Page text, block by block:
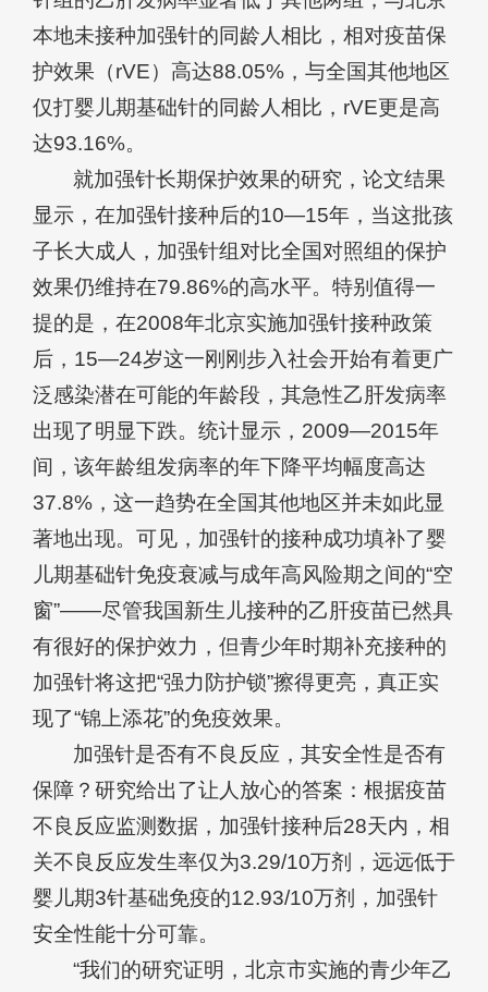
本地未接种加强针的同龄人相比，相对疫苗保
护效果（rVE）高达88.05%，与全国其他地区
仅打婴儿期基础针的同龄人相比，rVE更是高
达93.16%。
就加强针长期保护效果的研究，论文结果
显示，在加强针接种后的10—15年，当这批孩
子长大成人，加强针组对比全国对照组的保护
效果仍维持在79.86%的高水平。特别值得一
提的是，在2008年北京实施加强针接种政策
后，15—24岁这一刚刚步入社会开始有着更广
泛感染潜在可能的年龄段，其急性乙肝发病率
出现了明显下跌。统计显示，2009—2015年
间，该年龄组发病率的年下降平均幅度高达
37.8%，这一趋势在全国其他地区并未如此显
著地出现。可见，加强针的接种成功填补了婴
儿期基础针免疫衰减与成年高风险期之间的“空
窗”——尽管我国新生儿接种的乙肝疫苗已然具
有很好的保护效力，但青少年时期补充接种的
加强针将这把“强力防护锁”擦得更亮，真正实
现了“锦上添花”的免疫效果。
加强针是否有不良反应，其安全性是否有
保障？研究给出了让人放心的答案：根据疫苗
不良反应监测数据，加强针接种后28天内，相
关不良反应发生率仅为3.29/10万剂，远远低于
婴儿期3针基础免疫的12.93/10万剂，加强针
安全性能十分可靠。
“我们的研究证明，北京市实施的青少年乙